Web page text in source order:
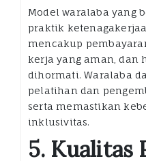
Model waralaba yang
praktik
mencakup
kerja yang aman, dan
dihormati. Waralaba
pelatihan dan
serta memastikan
inklusivitas.
5. Kualitas